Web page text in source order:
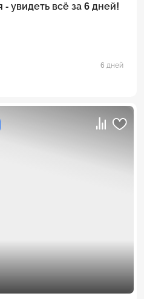
увидеть всё за 6 дней!
6 дней